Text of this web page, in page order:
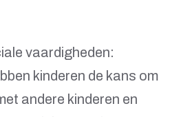
vaardigheden:
kinderen de kans om
andere kinderen en